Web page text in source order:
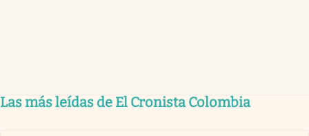
Las más leídas de El Cronista Colombia